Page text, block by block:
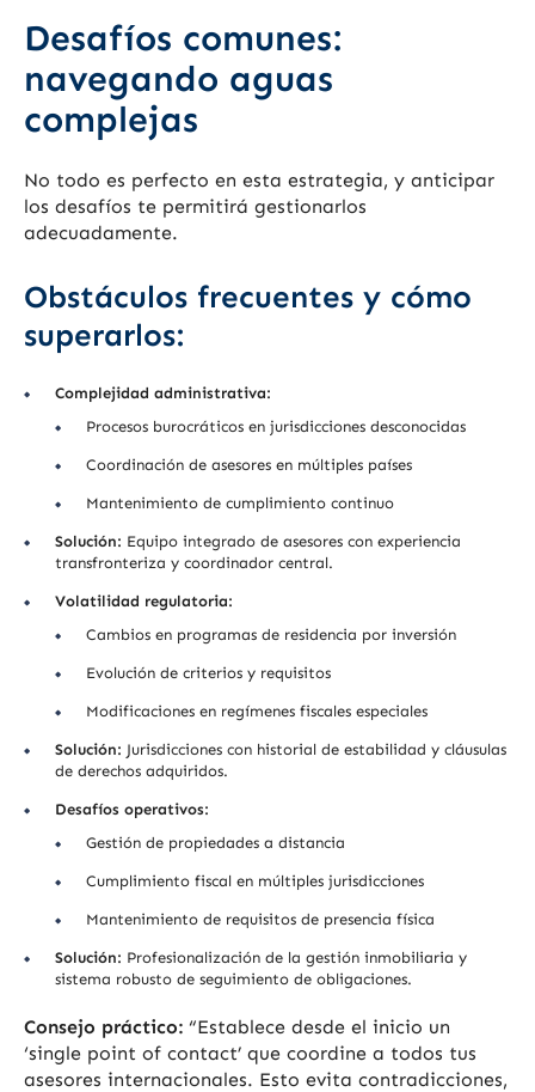
Desafíos comunes:
navegando aguas
complejas
No todo es perfecto en esta estrategia, y anticipar
los desafíos te permitirá gestionarlos
adecuadamente.
Obstáculos frecuentes y cómo
superarlos:
Complejidad administrativa:
Procesos burocráticos en jurisdicciones desconocidas
Coordinación de asesores en múltiples países
Mantenimiento de cumplimiento continuo
Solución: Equipo integrado de asesores con experiencia
transfronteriza y coordinador central.
Volatilidad regulatoria:
Cambios en programas de residencia por inversión
Evolución de criterios y requisitos
Modificaciones en regímenes fiscales especiales
Solución: Jurisdicciones con historial de estabilidad y cláusulas
de derechos adquiridos.
Desafíos operativos:
Gestión de propiedades a distancia
Cumplimiento fiscal en múltiples jurisdicciones
Mantenimiento de requisitos de presencia física
Solución: Profesionalización de la gestión inmobiliaria y
sistema robusto de seguimiento de obligaciones.
Consejo práctico: “Establece desde el inicio un
‘single point of contact’ que coordine a todos tus
asesores internacionales. Esto evita contradicciones,